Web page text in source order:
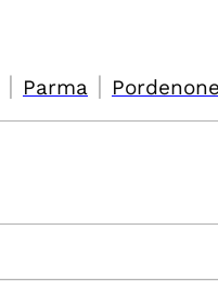
| Parma | Pordenone